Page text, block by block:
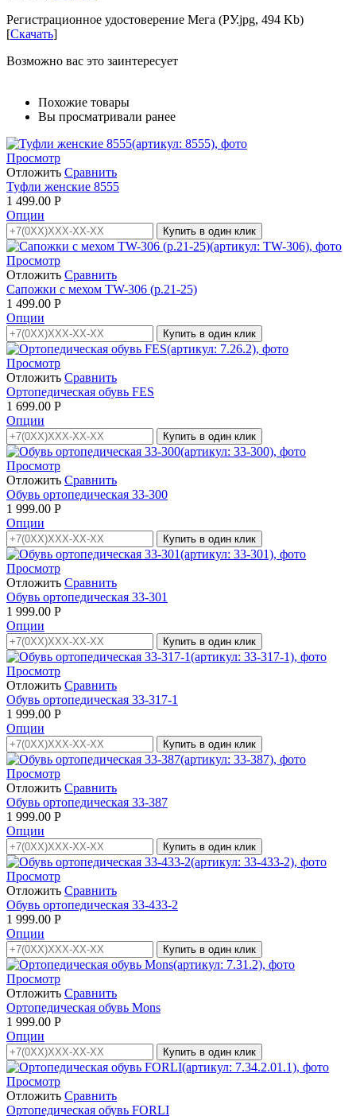
Регистрационное удостоверение Мега (РУ.jpg, 494 Kb)
[Скачать]
Возможно вас это заинтересует
Похожие товары
Вы просматривали ранее
Просмотр
Отложить Сравнить
Туфли женские 8555
1 499.00 Р
Опции
Купить в один клик
Просмотр
Отложить Сравнить
Сапожки с мехом TW-306 (р.21-25)
1 499.00 Р
Опции
Купить в один клик
Просмотр
Отложить Сравнить
Ортопедическая обувь FES
1 699.00 Р
Опции
Купить в один клик
Просмотр
Отложить Сравнить
Обувь ортопедическая 33-300
1 999.00 Р
Опции
Купить в один клик
Просмотр
Отложить Сравнить
Обувь ортопедическая 33-301
1 999.00 Р
Опции
Купить в один клик
Просмотр
Отложить Сравнить
Обувь ортопедическая 33-317-1
1 999.00 Р
Опции
Купить в один клик
Просмотр
Отложить Сравнить
Обувь ортопедическая 33-387
1 999.00 Р
Опции
Купить в один клик
Просмотр
Отложить Сравнить
Обувь ортопедическая 33-433-2
1 999.00 Р
Опции
Купить в один клик
Просмотр
Отложить Сравнить
Ортопедическая обувь Mons
1 999.00 Р
Опции
Купить в один клик
Просмотр
Отложить Сравнить
Ортопедическая обувь FORLI